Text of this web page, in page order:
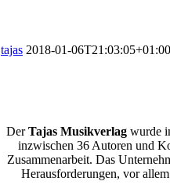
tajas 2018-01-06T21:03:05+01:00
DerTajas Musikverlagwurde
inzwischen 36 Autoren und
Zusammenarbeit. Das
Herausforderungen, vor